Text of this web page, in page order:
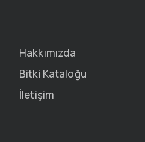
Hakkımızda
Bitki Kataloğu
İletişim